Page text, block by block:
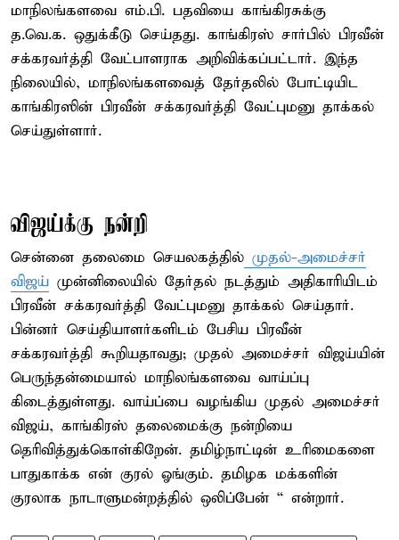
மாநிலங்களவை எம்.பி. பதவியை காங்கிரசுக்கு
த.வெ.க. ஒதுக்கீடு செய்தது. காங்கிரஸ் சார்பில் பிரவீன்
சக்கரவர்த்தி வேட்பாளராக அறிவிக்கப்பட்டார். இந்த
நிலையில், மாநிலங்களவைத் தேர்தலில் போட்டியிட
காங்கிரஸின் பிரவீன் சக்கரவர்த்தி வேட்புமனு தாக்கல்
செய்துள்ளார்.
விஜய்க்கு நன்றி
சென்னை தலைமை செயலகத்தில் முதல்-அமைச்சர்
விஜய் முன்னிலையில் தேர்தல் நடத்தும் அதிகாரியிடம்
பிரவீன் சக்கரவர்த்தி வேட்புமனு தாக்கல் செய்தார்.
பின்னர் செய்தியாளர்களிடம் பேசிய பிரவீன்
சக்கரவர்த்தி கூறியதாவது; முதல் அமைச்சர் விஜய்யின்
பெருந்தன்மையால் மாநிலங்களவை வாய்ப்பு
கிடைத்துள்ளது. வாய்ப்பை வழங்கிய முதல் அமைச்சர்
விஜய், காங்கிரஸ் தலைமைக்கு நன்றியை
தெரிவித்துக்கொள்கிறேன். தமிழ்நாட்டின் உரிமைகளை
பாதுகாக்க என் குரல் ஓங்கும். தமிழக மக்களின்
குரலாக நாடாளுமன்றத்தில் ஒலிப்பேன் “ என்றார்.